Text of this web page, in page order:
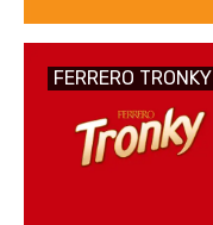
FERRERO TRONKY